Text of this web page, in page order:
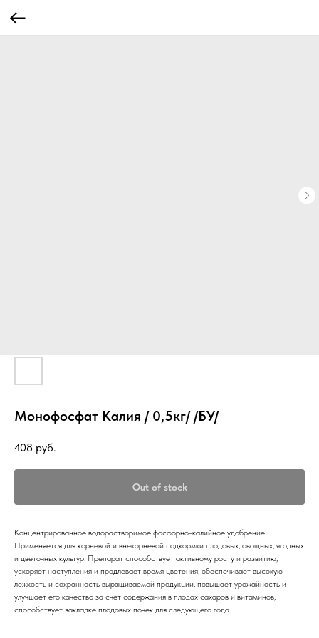
Монофосфат Калия / 0,5кг/ /БУ/
408 руб.
Out of stock
Концентрированное водорастворимое фосфорно-калийное удобрение.
Применяется для корневой и внекорневой подкормки плодовых, овощных, ягодных
и цветочных культур. Препарат способствует активному росту и развитию,
ускоряет наступления и продлевает время цветения, обеспечивает высокую
лёжкость и сохранность выращиваемой продукции, повышает урожайность и
улучшает его качество за счет содержания в плодах сахаров и витаминов,
способствует закладке плодовых почек для следующего года.